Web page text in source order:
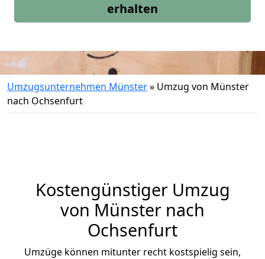
erhalten
Umzugsunternehmen Münster» Umzug von Münster
nach Ochsenfurt
Kostengünstiger Umzug
von Münster nach
Ochsenfurt
Umzüge können mitunter recht kostspielig sein,